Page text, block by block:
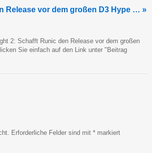
Release vor dem großen D3 Hype … »
2: Schafft Runic den Release vor dem großen
Sie einfach auf den Link unter "Beitrag
Erforderliche Felder sind mit * markiert